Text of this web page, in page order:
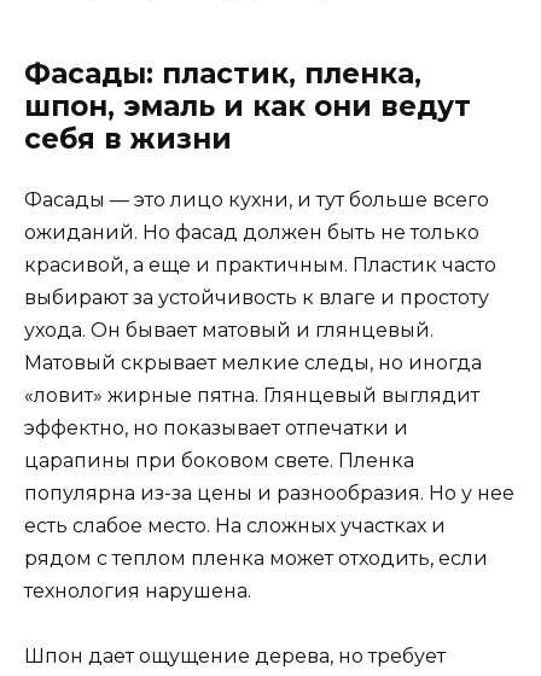
Фасады: пластик, пленка,
шпон, эмаль и как они ведут
себя в жизни
Фасады — это лицо кухни, и тут больше всего
ожиданий. Но фасад должен быть не только
красивой, а еще и практичным. Пластик часто
выбирают за устойчивость к влаге и простоту
ухода. Он бывает матовый и глянцевый.
Матовый скрывает мелкие следы, но иногда
«ловит» жирные пятна. Глянцевый выглядит
эффектно, но показывает отпечатки и
царапины при боковом свете. Пленка
популярна из-за цены и разнообразия. Но у нее
есть слабое место. На сложных участках и
рядом с теплом пленка может отходить, если
технология нарушена.
Шпон дает ощущение дерева, но требует